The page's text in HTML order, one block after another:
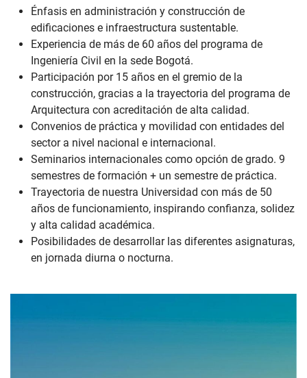
Énfasis en administración y construcción de
edificaciones e infraestructura sustentable.
Experiencia de más de 60 años del programa de
Ingeniería Civil en la sede Bogotá.
Participación por 15 años en el gremio de la
construcción, gracias a la trayectoria del programa de
Arquitectura con acreditación de alta calidad.
Convenios de práctica y movilidad con entidades del
sector a nivel nacional e internacional.
Seminarios internacionales como opción de grado. 9
semestres de formación + un semestre de práctica.
Trayectoria de nuestra Universidad con más de 50
años de funcionamiento, inspirando confianza, solidez
y alta calidad académica.
Posibilidades de desarrollar las diferentes asignaturas,
en jornada diurna o nocturna.